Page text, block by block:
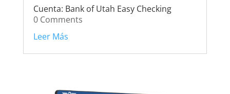
Cuenta: Bank of Utah Easy Checking
0 Comments
Leer Más